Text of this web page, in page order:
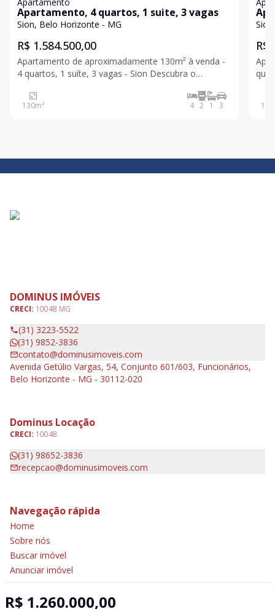
Apartamento, 4 quartos, 1 suite, 3 vagas
Sion, Belo Horizonte - MG
R$ 1.584.500,00
Apartamento de aproximadamente 130m² à venda -
4 quartos, 1 suíte, 3 vagas - Sion Descubra o
apartamento no bairro Sion. Com aproximadamente
130m² de área total, este imóvel oferece espaços
130m² 4 2 1 3
R$
122
R$ 1.260.000,00
DOMINUS IMÓVEIS
CRECI: 10048 MG
(31) 3223-5522
(31) 9852-3836
contato@dominusimoveis.com
Avenida Getúlio Vargas, 54, Conjunto 601/603, Funcionários,
Belo Horizonte - MG - 30112-020
Dominus Locação
CRECI: 10048
(31) 98652-3836
recepcao@dominusimoveis.com
Navegação rápida
Home
Sobre nós
Buscar imóvel
Anunciar imóvel
Contato